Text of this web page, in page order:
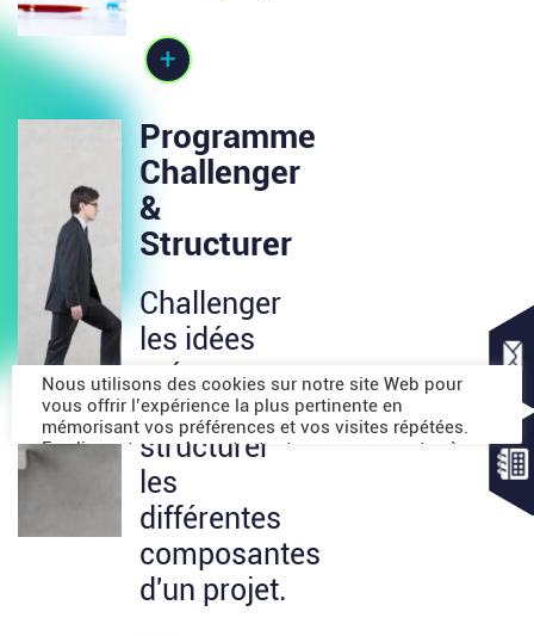
+
Programme
Challenger
&
Structurer
Challenger
les idées
préconçues,
tester et
structurer
les
différentes
composantes
d'un projet.